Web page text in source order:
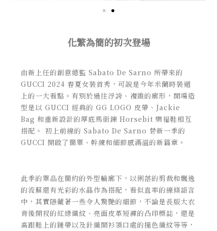
化繁為簡的初次登場
由新上任的創意總監 Sabato De Sarno 所帶來的
GUCCI 2024 春夏女裝首秀，可說是今年米蘭時裝週
上的一大看點。有別於過往浮誇、複雜的廓形，開場造
型是以 GUCCI 經典的 GG LOGO 皮帶、 Jackie
Bag 和重新設計的厚底馬銜鍊 Horsebit 樂福鞋相互
搭配。 初上前線的 Sabato De Sarno 替新一季的
GUCCI 開啟了簡單、幹練和細節感滿溢的新篇章。
此季的單品在簡約的外型輪廓下，以俐落的剪裁和飄逸
的流蘇還有光彩的水晶作為搭配，看似直率的線條語言
中，其實隱藏著一些令人驚艷的細節，不論是長版大衣
背後開衩的紅綠織紋、亮面皮革短褲的凸印標誌，還是
高跟鞋上的鏈帶以及針織開衫領口處的撞色織紋等等，